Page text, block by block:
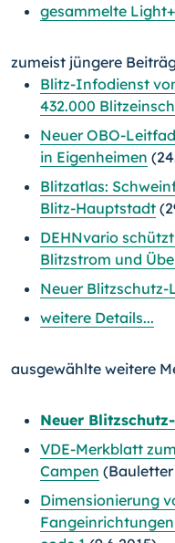
gesammelte
zumeist jüngere
Blitz-Infodienst
432.000
Neuer OBO-
in Eigenheimen
Blitzatlas:
Blitz-Hauptstadt
DEHNvario
Blitzstrom und
Neuer Blitzschutz-
weitere Details...
ausgewählte weitere
Neuer
VDE-Merkblatt
Campen (Bauletter
Dimensionierung